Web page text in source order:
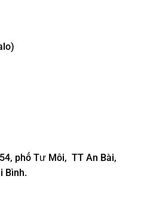
phố Tư Môi, TT An Bài,
Bình.